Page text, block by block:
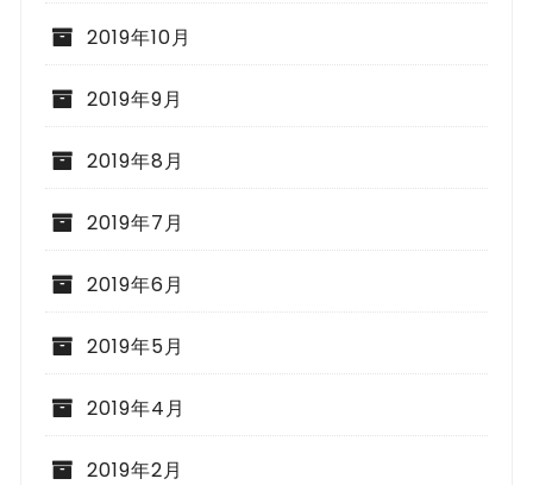
2019年10月
2019年9月
2019年8月
2019年7月
2019年6月
2019年5月
2019年4月
2019年2月